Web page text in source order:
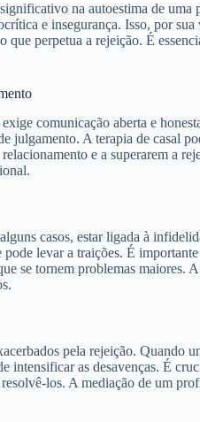
na autoestima de uma
e insegurança. Isso, por
perpetua a rejeição. É
comunicação aberta e
julgamento. A terapia de casal
e a superarem a
casos, estar ligada à
levar a traições. É
se tornem problemas
pela rejeição. Quando
intensificar as desavenças. É
los. A mediação de um